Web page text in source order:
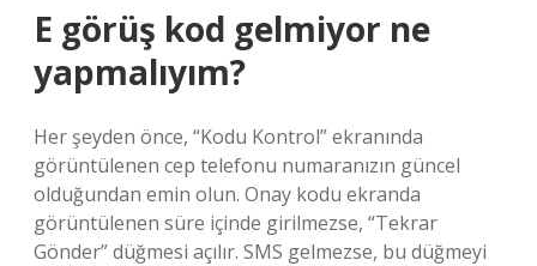
E görüş kod gelmiyor ne
yapmalıyım?
Her şeyden önce, “Kodu Kontrol” ekranında
görüntülenen cep telefonu numaranızın güncel
olduğundan emin olun. Onay kodu ekranda
görüntülenen süre içinde girilmezse, “Tekrar
Gönder” düğmesi açılır. SMS gelmezse, bu düğmeyi